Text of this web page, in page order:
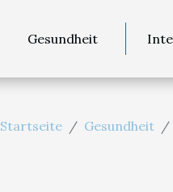
Gesundheit
Startseite Gesundheit